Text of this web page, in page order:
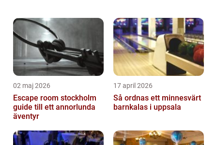
letar efter avkoppling i vacker natu...
02 maj 2026
Escape room stockholm
guide till ett annorlunda
äventyr
17 april 2026
Så ordnas ett minnesvärt
barnkalas i uppsala